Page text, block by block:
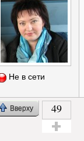
Не в сети
Вверху 49